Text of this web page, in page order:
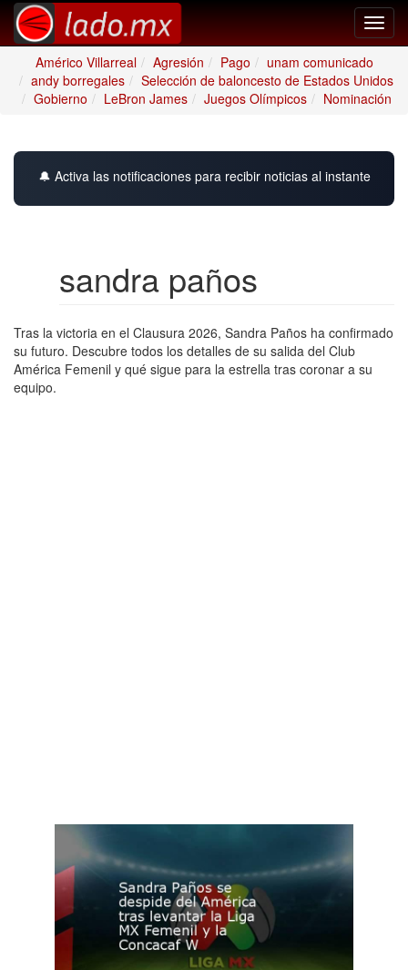
Américo Villarreal
Agresión Pago
unam comunicado
andy borregales
Selección de baloncesto de Estados Unidos
Gobierno
LeBron James Juegos Olímpicos Nominación
🔔 Activa las notificaciones para recibir noticias al instante
sandra paños
Tras la victoria en el Clausura 2026, Sandra Paños ha confirmado
su futuro. Descubre todos los detalles de su salida del Club
América Femenil y qué sigue para la estrella tras coronar a su
equipo.